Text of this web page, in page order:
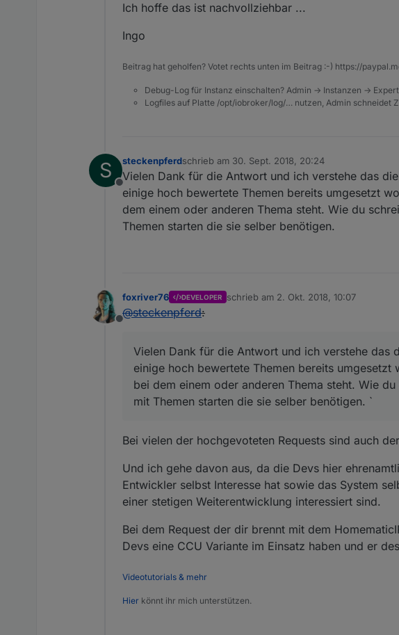
Ich hoffe das ist nachvollziehbar ...
Ingo
Beitrag hat geholfen? Votet rechts unten im Beitrag :-) https://
Debug-Log für Instanz einschalten? Admin -> Instanzen ->
Logfiles auf Platte /opt/iobroker/log/… nutzen, Admin schneidet
S
Offline
steckenpferdschrieb am 30. Sept. 2018, 20:24
zuletzt editiert von
Vielen Dank für die Antwort und ich verstehe das
einige hoch bewertete Themen bereits umgesetzt
dem einem oder anderen Thema steht. Wie du
Themen starten die sie selber benötigen.
Offline
foxriver76 DEVELOPER schrieb am 2. Okt. 2018, 10:07
zuletzt editiert von
@steckenpferd:
Vielen Dank für die Antwort und ich verstehe das
einige hoch bewertete Themen bereits
bei dem einem oder anderen Thema steht. Wie
mit Themen starten die sie selber benötigen. `
Bei vielen der hochgevoteten Requests sind auch
Und ich gehe davon aus, da die Devs hier
Entwickler selbst Interesse hat sowie das System
einer stetigen Weiterentwicklung interessiert sind.
Bei dem Request der dir brennt mit dem
Devs eine CCU Variante im Einsatz haben und er
Videotutorials & mehr
Hier könnt ihr mich unterstützen.